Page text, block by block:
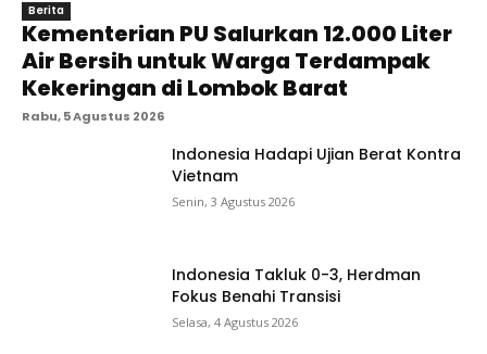
Berita
Kementerian PU Salurkan 12.000 Liter
Air Bersih untuk Warga Terdampak
Kekeringan di Lombok Barat
Rabu, 5 Agustus 2026
Indonesia Hadapi Ujian Berat Kontra
Vietnam
Senin, 3 Agustus 2026
Indonesia Takluk 0-3, Herdman
Fokus Benahi Transisi
Selasa, 4 Agustus 2026